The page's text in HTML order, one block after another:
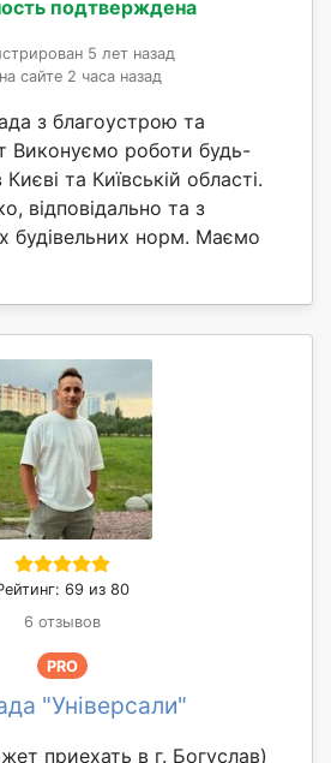
подтверждена
5 лет назад
сайте 2 часа назад
з благоустрою та
Виконуємо роботи будь-
та Київській області.
відповідально та з
будівельних норм. Маємо
69 из 80
6 отзывов
PRO
"Універсали"
приехать в г. Богуслав)